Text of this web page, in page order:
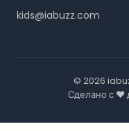
kids@iabuzz.com
© 2026
Сделано с ❤️